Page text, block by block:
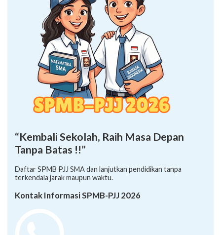
“Kembali Sekolah, Raih Masa Depan
Tanpa Batas !!”
Daftar SPMB PJJ SMA dan lanjutkan pendidikan tanpa
terkendala jarak maupun waktu.
Kontak Informasi SPMB-PJJ 2026